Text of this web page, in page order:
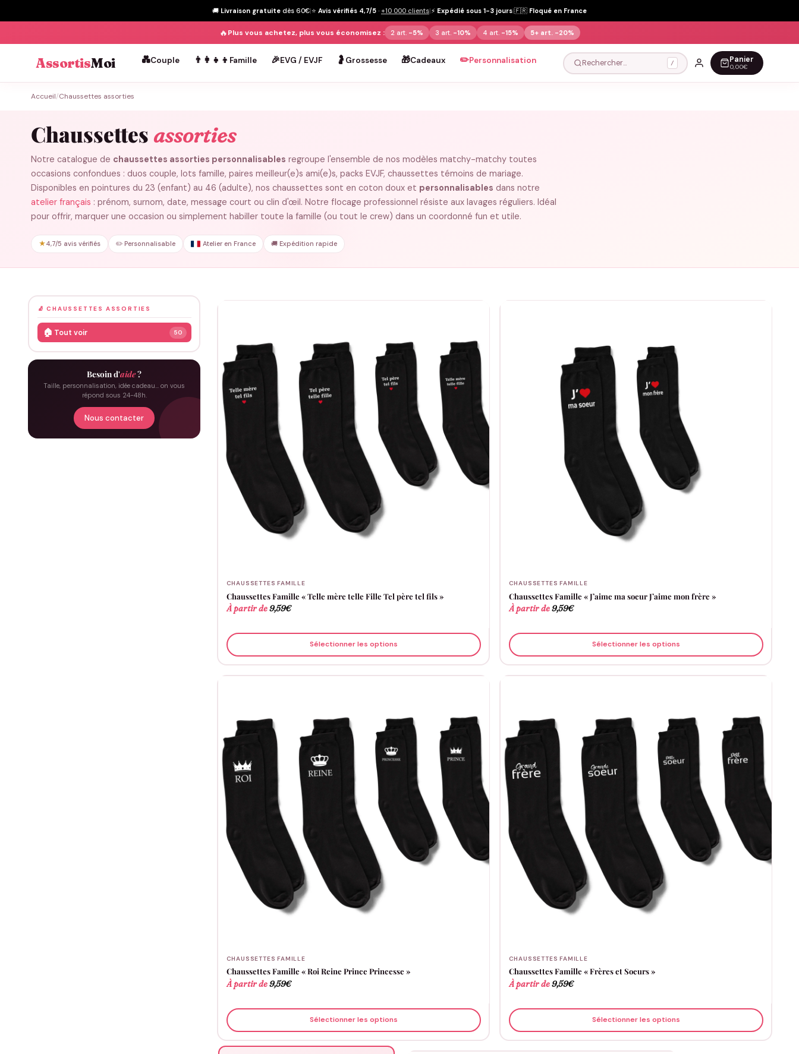
🚚 Livraison gratuite dès 60€|⭐ Avis vérifiés 4,7/5 · +10 000 clients|⚡ Expédié sous 1-3 jours|🇫🇷 Floqué en France
🔥Plus vous achetez, plus vous économisez : 2 art. -5% 3 art. -10% 4 art. -15% 5+ art. -20%
AssortisMoi 💑Couple 👨‍👩‍👧‍👦 Famille 🎉EVG / EVJF 🤰 Grossesse 🎁Cadeaux ✏️Personnalisation Rechercher… / Panier
0,00€
Accueil/Chaussettes assorties
Chaussettes assorties
Notre catalogue de chaussettes assorties personnalisables regroupe l'ensemble de nos modèles matchy-matchy toutes
occasions confondues : duos couple, lots famille, paires meilleur(e)s ami(e)s, packs EVJF, chaussettes témoins de mariage.
Disponibles en pointures du 23 (enfant) au 46 (adulte), nos chaussettes sont en coton doux et personnalisables dans notre
atelier français : prénom, surnom, date, message court ou clin d'œil. Notre flocage professionnel résiste aux lavages réguliers. Idéal
pour offrir, marquer une occasion ou simplement habiller toute la famille (ou tout le crew) dans un coordonné fun et utile.
★4,7/5 avis vérifiés ✏️ Personnalisable Atelier en France 🚚 Expédition rapide
🧦 CHAUSSETTES ASSORTIES
🏠 Tout voir 50
Besoin d'aide?
Taille, personnalisation, idée cadeau… on vous
répond sous 24-48h.
Nous contacter
CHAUSSETTES FAMILLE
Chaussettes Famille « Telle mère telle Fille Tel père tel fils »
À partir de9,59€
Sélectionner les options
CHAUSSETTES FAMILLE
Chaussettes Famille « J’aime ma soeur J’aime mon frère »
À partir de9,59€
Sélectionner les options
CHAUSSETTES FAMILLE
Chaussettes Famille « Roi Reine Prince Princesse »
À partir de9,59€
Sélectionner les options
CHAUSSETTES FAMILLE
Chaussettes Famille « Frères et Soeurs »
À partir de9,59€
Sélectionner les options